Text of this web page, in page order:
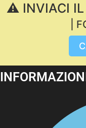
⚠️ INVIACI IL
|